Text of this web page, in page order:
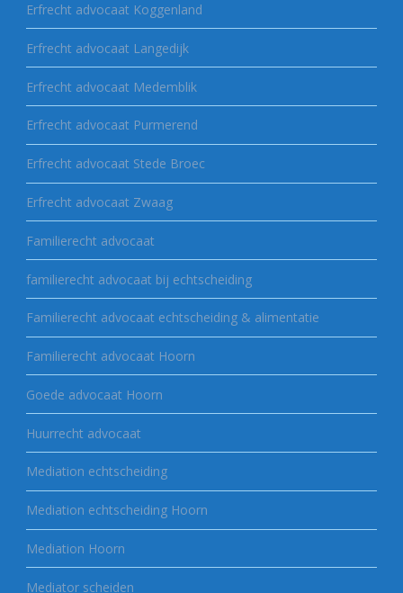
Erfrecht advocaat Koggenland
Erfrecht advocaat Langedijk
Erfrecht advocaat Medemblik
Erfrecht advocaat Purmerend
Erfrecht advocaat Stede Broec
Erfrecht advocaat Zwaag
Familierecht advocaat
familierecht advocaat bij echtscheiding
Familierecht advocaat echtscheiding & alimentatie
Familierecht advocaat Hoorn
Goede advocaat Hoorn
Huurrecht advocaat
Mediation echtscheiding
Mediation echtscheiding Hoorn
Mediation Hoorn
Mediator scheiden